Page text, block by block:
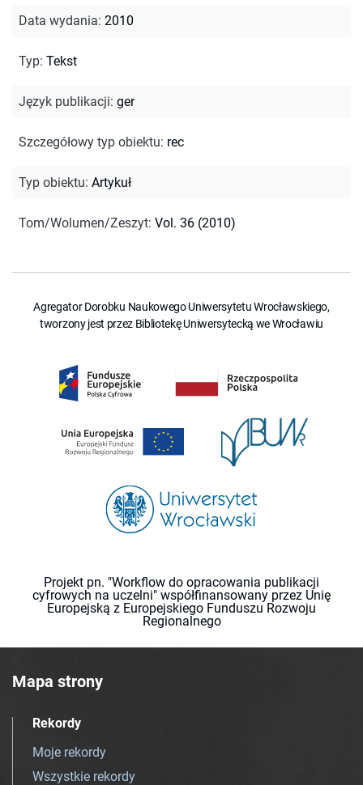
Data wydania: 2010
Typ: Tekst
Język publikacji: ger
Szczegółowy typ obiektu: rec
Typ obiektu: Artykuł
Tom/Wolumen/Zeszyt: Vol. 36 (2010)
Agregator Dorobku Naukowego Uniwersytetu Wrocławskiego,
tworzony jest przez Bibliotekę Uniwersytecką we Wrocławiu
Projekt pn. "Workflow do opracowania publikacji
cyfrowych na uczelni" współfinansowany przez Unię
Europejską z Europejskiego Funduszu Rozwoju
Regionalnego
Mapa strony
Rekordy
Moje rekordy
Wszystkie rekordy